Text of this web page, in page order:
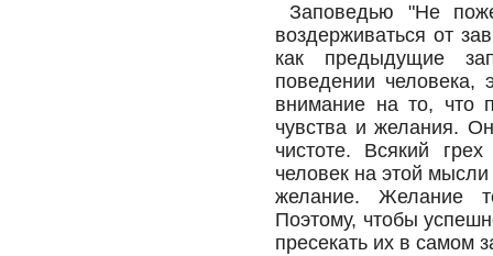
Заповедью "Не
воздерживаться от
как предыдущие
поведении человека,
внимание на то, что
чувства и желания.
чистоте. Всякий
человек на этой мысли
желание. Желание
Поэтому, чтобы
пресекать их в самом